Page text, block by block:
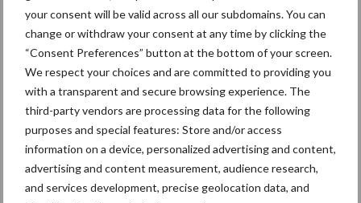
your consent will be valid across all our subdomains. You can
change or withdraw your consent at any time by clicking the
“Consent Preferences” button at the bottom of your screen.
We respect your choices and are committed to providing you
with a transparent and secure browsing experience. The
third-party vendors are processing data for the following
purposes and special features: Store and/or access
information on a device, personalized advertising and content,
advertising and content measurement, audience research,
and services development, precise geolocation data, and
Themapagina's
Diergezondheid Bemesting Fokkerij
Bedrijfsnieuws
Ligbox &
Voerhekken